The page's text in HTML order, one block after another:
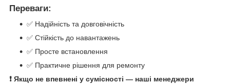
Переваги:
✅ Надійність та довговічність
✅ Стійкість до навантажень
✅ Просте встановлення
✅ Практичне рішення для ремонту
❗ Якщо не впевнені у сумісності — наші менеджери